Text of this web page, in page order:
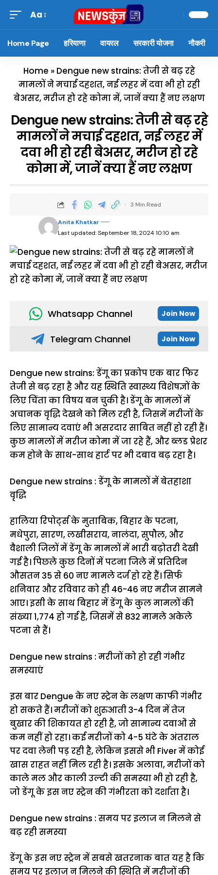
Aa
Home Page हरियाणा वायरल सरकारी योजना नौकरी
Home » Dengue new strains: तेजी से बढ़ रहे
मामलों ने मचाई दहशत, नई लहर में दवा भी हो रही
बेअसर, मरीज हो रहे कोमा में, जानें क्या हैं नए लक्षण
Dengue new strains: तेजी से बढ़ रहे
मामलों ने मचाई दहशत, नई लहर में
दवा भी हो रही बेअसर, मरीज हो रहे
कोमा में, जानें क्या हैं नए लक्षण
Last updated: September 18, 2024 10:10 am
Anita Khatkar
3 Min Read
Whatsapp Channel Join Now
Telegram Channel Join Now
Dengue new strains: डेंगू का प्रकोप एक बार फिर
तेजी से बढ़ रहा है और यह स्थिति स्वास्थ्य विशेषज्ञों के
लिए चिंता का विषय बन चुकी है। डेंगू के मामलों में
अचानक वृद्धि देखने को मिल रही है, जिसमें मरीजों के
लिए सामान्य दवाएं भी असरदार साबित नहीं हो रही हैं।
कुछ मामलों में मरीज कोमा में जा रहे हैं, और ब्लड प्रेशर
कम होने के साथ-साथ हार्ट पर भी दबाव बढ़ रहा है।
Dengue new strains : डेंगू के मामलों में बेतहाशा
वृद्धि
हालिया रिपोर्ट्स के मुताबिक, बिहार के पटना,
मधेपुरा, सारण, लखीसराय, नालंदा, सुपौल, और
वैशाली जिलों में डेंगू के मामलों में भारी बढ़ोतरी देखी
गई है। पिछले कुछ दिनों में पटना जिले में प्रतिदिन
औसतन 35 से 60 नए मामले दर्ज हो रहे हैं। सिर्फ
शनिवार और रविवार को ही 46-46 नए मरीज सामने
आए। इसी के साथ बिहार में डेंगू के कुल मामलों की
संख्या 1,774 हो गई है, जिसमें से 832 मामले अकेले
पटना से हैं।
Dengue new strains : मरीजों को हो रही गंभीर
समस्याएं
इस बार Dengue के नए स्ट्रेन के लक्षण काफी गंभीर
हो सकते हैं। मरीजों को शुरुआती 3-4 दिन में तेज
बुखार की शिकायत हो रही है, जो सामान्य दवाओं से
कम नहीं हो रहा। कई मरीजों को 4-5 घंटे के अंतराल
पर दवा लेनी पड़ रही है, लेकिन इससे भी Fiver में कोई
खास राहत नहीं मिल रही है। इसके अलावा, मरीजों को
काले मल और काली उल्टी की समस्या भी हो रही है,
जो डेंगू के इस नए स्ट्रेन की गंभीरता को दर्शाता है।
Dengue new strains : समय पर इलाज न मिलने से
बढ़ रही समस्या
डेंगू के इस नए स्ट्रेन में सबसे खतरनाक बात यह है कि
समय पर इलाज न मिलने की स्थिति में मरीजों की